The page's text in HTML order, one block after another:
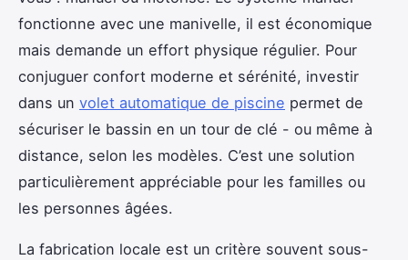
fonctionne avec une manivelle, il est économique
mais demande un effort physique régulier. Pour
conjuguer confort moderne et sérénité, investir
dans un volet automatique de piscine permet de
sécuriser le bassin en un tour de clé - ou même à
distance, selon les modèles. C’est une solution
particulièrement appréciable pour les familles ou
les personnes âgées.
La fabrication locale est un critère souvent sous-